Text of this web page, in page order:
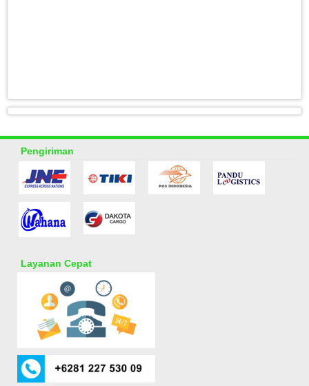
Pengiriman
Layanan Cepat